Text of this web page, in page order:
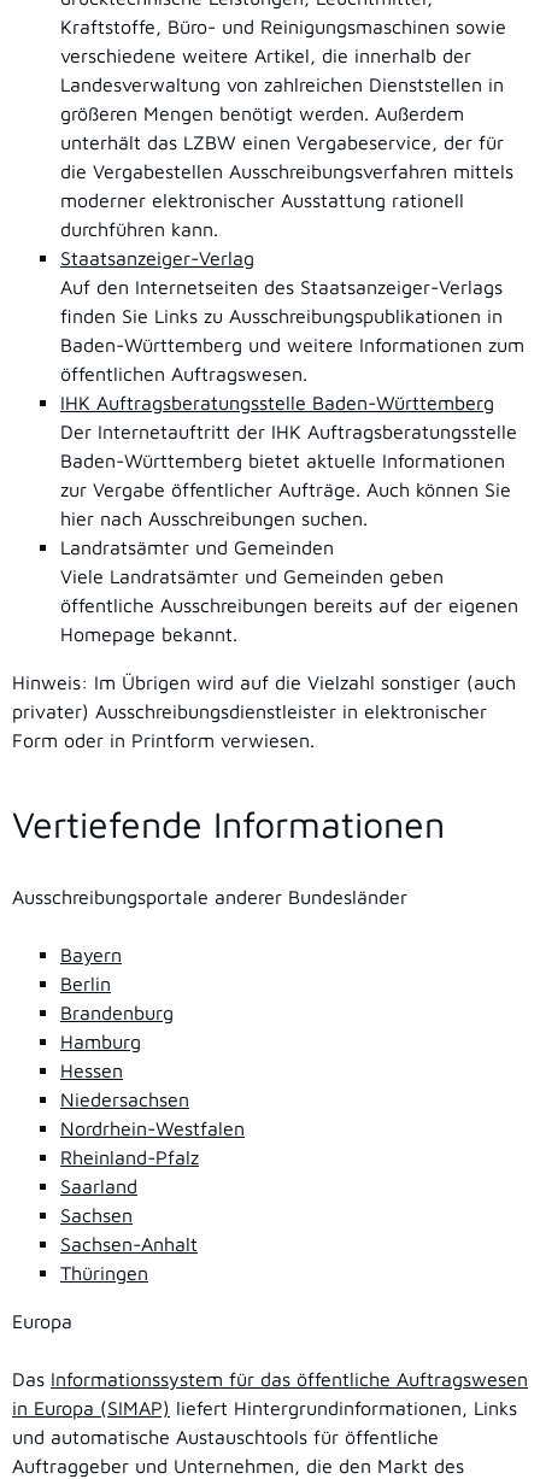
Kraftstoffe, Büro- und Reinigungsmaschinen sowie
verschiedene weitere Artikel, die innerhalb der
Landesverwaltung von zahlreichen Dienststellen in
größeren Mengen benötigt werden. Außerdem
unterhält das LZBW einen Vergabeservice, der für
die Vergabestellen Ausschreibungsverfahren mittels
moderner elektronischer Ausstattung rationell
durchführen kann.
Staatsanzeiger-Verlag
Auf den Internetseiten des Staatsanzeiger-Verlags
finden Sie Links zu Ausschreibungspublikationen in
Baden-Württemberg und weitere Informationen zum
öffentlichen Auftragswesen.
IHK Auftragsberatungsstelle Baden-Württemberg
Der Internetauftritt der IHK Auftragsberatungsstelle
Baden-Württemberg bietet aktuelle Informationen
zur Vergabe öffentlicher Aufträge. Auch können Sie
hier nach Ausschreibungen suchen.
Landratsämter und Gemeinden
Viele Landratsämter und Gemeinden geben
öffentliche Ausschreibungen bereits auf der eigenen
Homepage bekannt.
Hinweis: Im Übrigen wird auf die Vielzahl sonstiger (auch
privater) Ausschreibungsdienstleister in elektronischer
Form oder in Printform verwiesen.
Vertiefende Informationen
Ausschreibungsportale anderer Bundesländer
Bayern
Berlin
Brandenburg
Hamburg
Hessen
Niedersachsen
Nordrhein-Westfalen
Rheinland-Pfalz
Saarland
Sachsen
Sachsen-Anhalt
Thüringen
Europa
Das Informationssystem für das öffentliche Auftragswesen
in Europa (SIMAP) liefert Hintergrundinformationen, Links
und automatische Austauschtools für öffentliche
Auftraggeber und Unternehmen, die den Markt des